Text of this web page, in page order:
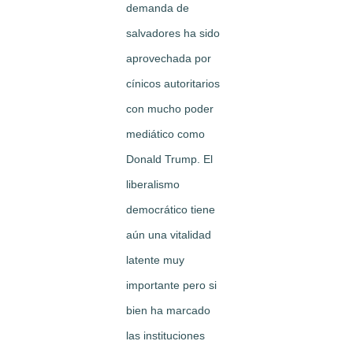
demanda de
salvadores ha sido
aprovechada por
cínicos autoritarios
con mucho poder
mediático como
Donald Trump. El
liberalismo
democrático tiene
aún una vitalidad
latente muy
importante pero si
bien ha marcado
las instituciones